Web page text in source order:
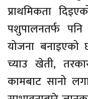
प्राथमिकता
पशुपालनतर्फ पनि
योजना बनाइएको
च्याउ खेती,
कामबाट सानो